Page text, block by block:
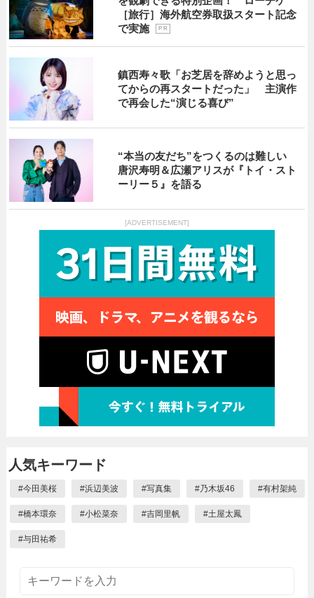
［旅行］海外航空券取扱スタート記念
で実施
P R
鎮西寿々歌「お芝居を辞めようと思っ
てからの再スタートだった」 主演作
で再会した“演じる喜び”
“本当の友だち”をつくるのは難しい
唐沢寿明＆広瀬アリスが『トイ・スト
ーリー５』を語る
[ADVERTISEMENT]
人気キーワード
#今田美桜 #浜辺美波 #写真集 #乃木坂46 #有村架純
#橋本環奈 #小松菜奈 #吉岡里帆 #土屋太鳳
#与田祐希